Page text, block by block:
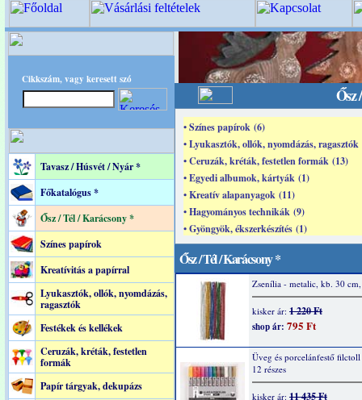
Cikkszám, vagy keresett szó
Tavasz / Húsvét / Nyár *
Főkatalógus *
Ősz / Tél / Karácsony *
Színes papírok
Kreatívitás a papírral
Lyukasztók, ollók, nyomdázás,
ragasztók
Festékek és kellékek
Ceruzák, kréták, festetlen
formák
Papír tárgyak, dekupázs
Ősz
• Színes papírok (6)
• Lyukasztók, ollók, nyomdázás, ragasztók
• Ceruzák, kréták, festetlen formák (13)
• Egyedi albumok, kártyák (1)
• Kreatív alapanyagok (11)
• Hagyományos technikák (9)
• Gyöngyök, ékszerkészítés (1)
Ősz / Tél / Karácsony *
Zsenília - metalic, kb. 30
kisker ár: 1 220 Ft
shop ár: 795 Ft
Üveg és porcelánfestő filctoll
12 részes
kisker ár: 11 435 Ft